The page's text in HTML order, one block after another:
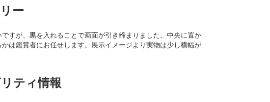
ー
すが、黒を入れることで画面が引き締まりました。中央に置か
は鑑賞者にお任せします。展示イメージより実物は少し横幅が
ティ情報